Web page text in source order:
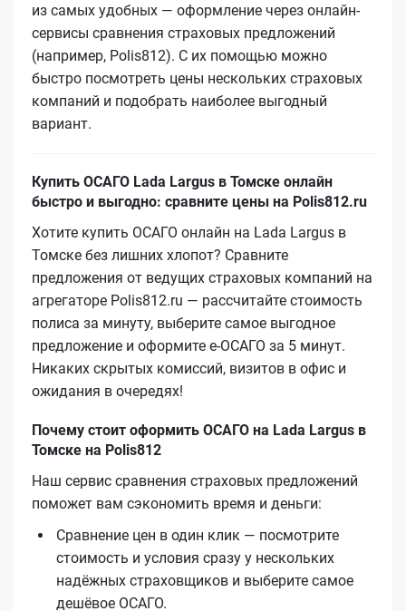
из самых удобных — оформление через онлайн-
сервисы сравнения страховых предложений
(например, Polis812). С их помощью можно
быстро посмотреть цены нескольких страховых
компаний и подобрать наиболее выгодный
вариант.
Купить ОСАГО Lada Largus в Томске онлайн
быстро и выгодно: сравните цены на Polis812.ru
Хотите купить ОСАГО онлайн на Lada Largus в
Томске без лишних хлопот? Сравните
предложения от ведущих страховых компаний на
агрегаторе Polis812.ru — рассчитайте стоимость
полиса за минуту, выберите самое выгодное
предложение и оформите е‑ОСАГО за 5 минут.
Никаких скрытых комиссий, визитов в офис и
ожидания в очередях!
Почему стоит оформить ОСАГО на Lada Largus в
Томске на Polis812
Наш сервис сравнения страховых предложений
поможет вам сэкономить время и деньги:
Сравнение цен в один клик — посмотрите
стоимость и условия сразу у нескольких
надёжных страховщиков и выберите самое
дешёвое ОСАГО.